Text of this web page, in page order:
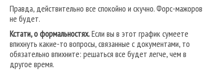
Правда, действительно все спокойно и скучно. Форс-мажоров
не будет.
Кстати, о формальностях.Если вы в этот график сумеете
впихнуть какие-то вопросы, связанные с документами, то
обязательно впихните: решаться все будет легче, чем в
другое время.